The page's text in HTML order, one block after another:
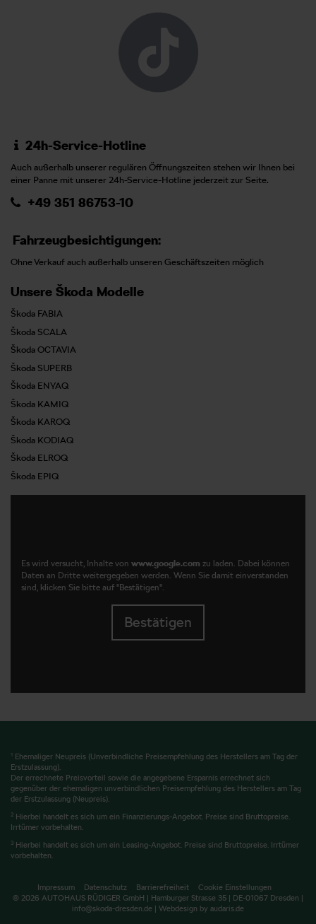
24h-Service-Hotline
Auch außerhalb unserer regulären Öffnungszeiten stehen wir Ihnen bei
einer Panne mit unserer 24h-Service-Hotline jederzeit zur Seite.
+49 351 86753-10
Fahrzeugbesichtigungen:
Ohne Verkauf auch außerhalb unseren Geschäftszeiten möglich
Unsere Škoda Modelle
Škoda FABIA
Škoda SCALA
Škoda OCTAVIA
Škoda SUPERB
Škoda ENYAQ
Škoda KAMIQ
Škoda KAROQ
Škoda KODIAQ
Škoda ELROQ
Škoda EPIQ
Es wird versucht, Inhalte von www.google.com zu laden. Dabei können
Daten an Dritte weitergegeben werden. Wenn Sie damit einverstanden
sind, klicken Sie bitte auf "Bestätigen".
Bestätigen
1 Ehemaliger Neupreis (Unverbindliche Preisempfehlung des Herstellers am Tag der
Erstzulassung).
Der errechnete Preisvorteil sowie die angegebene Ersparnis errechnet sich
gegenüber der ehemaligen unverbindlichen Preisempfehlung des Herstellers am Tag
der Erstzulassung (Neupreis).
2 Hierbei handelt es sich um ein Finanzierungs-Angebot. Preise sind Bruttopreise.
Irrtümer vorbehalten.
3 Hierbei handelt es sich um ein Leasing-Angebot. Preise sind Bruttopreise. Irrtümer
vorbehalten.
Impressum Datenschutz Barrierefreiheit
Cookie Einstellungen
© 2026 AUTOHAUS RÜDIGER GmbH | Hamburger Strasse 35 | DE-01067 Dresden |
info@skoda-dresden.de | Webdesign by audaris.de